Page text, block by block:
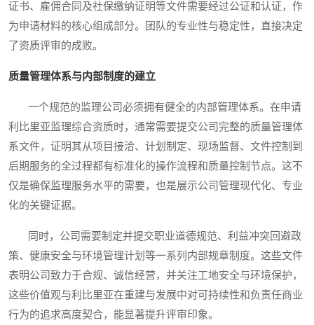
证书、雇佣合同及社保缴纳证明等文件需要经过公证和认证，作
为申请材料的核心组成部分。团队的专业性与稳定性，直接决定
了资质评审的成败。
质量管理体系与内部制度的建立
一个规范的监理公司必须拥有健全的内部管理体系。在申请
利比里亚监理综合资质时，通常需要提交公司完整的质量管理体
系文件，证明其从项目接洽、计划制定、现场监督、文件控制到
后期服务的全过程都有标准化的操作流程和质量控制节点。这不
仅是确保监理服务水平的需要，也是展示公司管理现代化、专业
化的关键证据。
同时，公司需要制定并提交职业道德规范、利益冲突回避政
策、健康安全与环境管理计划等一系列内部规章制度。这些文件
表明公司致力于合规、诚信经营，并关注工地安全与环境保护，
这些价值观与利比里亚在重建与发展中对可持续性和负责任商业
行为的追求高度契合，能显著提升评审印象。